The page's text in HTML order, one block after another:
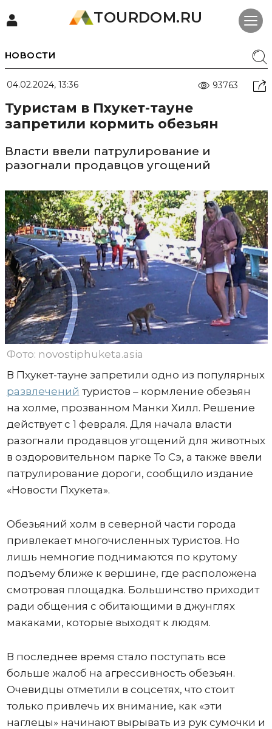
TOURDOM.RU
НОВОСТИ
04.02.2024, 13:36 93763
Туристам в Пхукет-тауне
запретили кормить обезьян
Власти ввели патрулирование и
разогнали продавцов угощений
Фото: novostiphuketa.asia
В Пхукет-тауне запретили одно из популярных
развлечений туристов – кормление обезьян
на холме, прозванном Манки Хилл. Решение
действует с 1 февраля. Для начала власти
разогнали продавцов угощений для животных
в оздоровительном парке То Сэ, а также ввели
патрулирование дороги, сообщило издание
«Новости Пхукета».
Обезьяний холм в северной части города
привлекает многочисленных туристов. Но
лишь немногие поднимаются по крутому
подъему ближе к вершине, где расположена
смотровая площадка. Большинство приходит
ради общения с обитающими в джунглях
макаками, которые выходят к людям.
В последнее время стало поступать все
больше жалоб на агрессивность обезьян.
Очевидцы отметили в соцсетях, что стоит
только привлечь их внимание, как «эти
наглецы» начинают вырывать из рук сумочки и